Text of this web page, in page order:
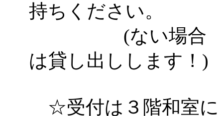
持ちください。
(ない場合
は貸し出しします！)
☆受付は３階和室に